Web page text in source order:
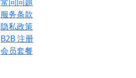
服务条款
隐私政策
B2B 注册
会员套餐